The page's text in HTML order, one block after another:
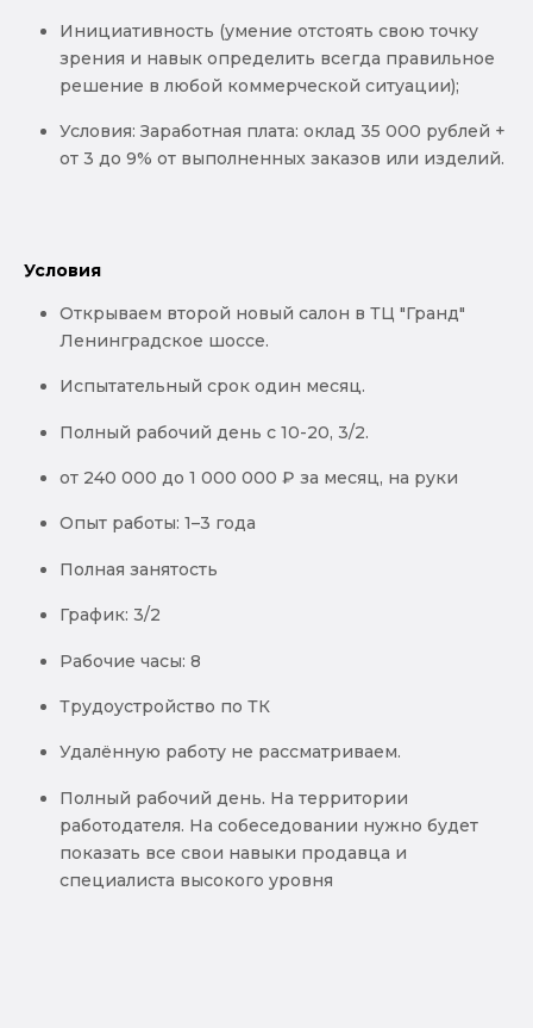
Инициативность (умение отстоять свою точку
зрения и навык определить всегда правильное
решение в любой коммерческой ситуации);
Условия: Заработная плата: оклад 35 000 рублей +
от 3 до 9% от выполненных заказов или изделий.
Условия
Открываем второй новый салон в ТЦ "Гранд"
Ленинградское шоссе.
Испытательный срок один месяц.
Полный рабочий день с 10-20, 3/2.
от 240 000 до 1 000 000 ₽ за месяц, на руки
Опыт работы: 1–3 года
Полная занятость
График: 3/2
Рабочие часы: 8
Трудоустройство по ТК
Удалённую работу не рассматриваем.
Полный рабочий день. На территории
работодателя. На собеседовании нужно будет
показать все свои навыки продавца и
специалиста высокого уровня